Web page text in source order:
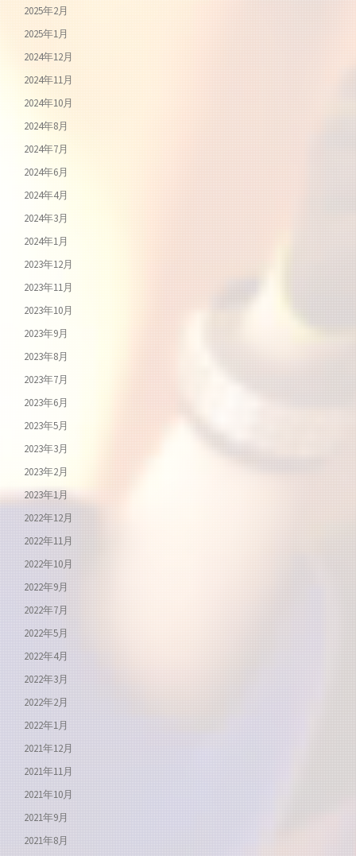
2025年2月
2025年1月
2024年12月
2024年11月
2024年10月
2024年8月
2024年7月
2024年6月
2024年4月
2024年3月
2024年1月
2023年12月
2023年11月
2023年10月
2023年9月
2023年8月
2023年7月
2023年6月
2023年5月
2023年3月
2023年2月
2023年1月
2022年12月
2022年11月
2022年10月
2022年9月
2022年7月
2022年5月
2022年4月
2022年3月
2022年2月
2022年1月
2021年12月
2021年11月
2021年10月
2021年9月
2021年8月